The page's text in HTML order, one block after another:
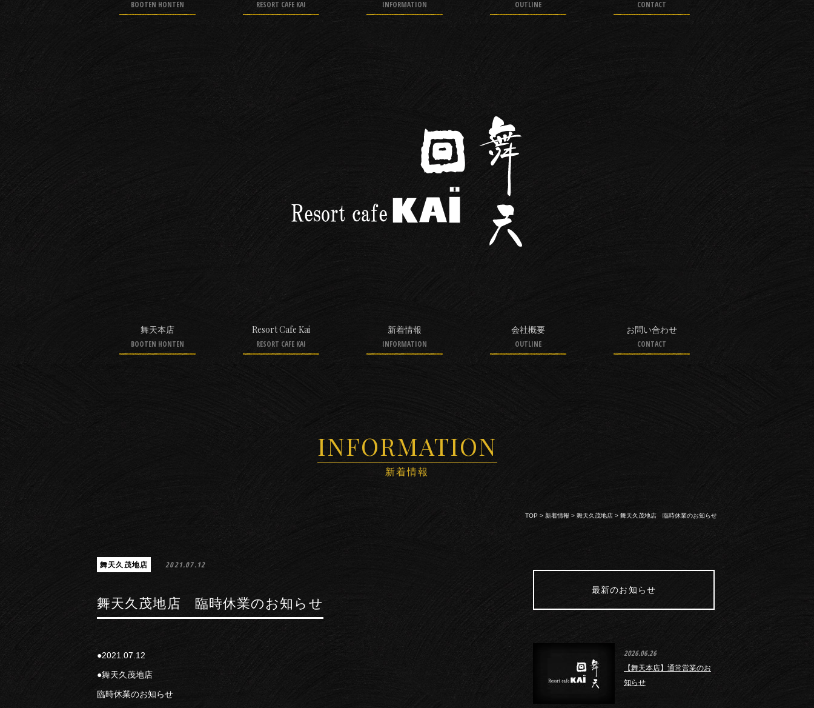
BOOTEN HONTEN RESORT CAFE KAI INFORMATION OUTLINE CONTACT
舞天本店
BOOTEN HONTEN
Resort Cafe Kai
RESORT CAFE KAI
新着情報
INFORMATION
会社概要
OUTLINE
お問い合わせ
CONTACT
INFORMATION
新着情報
TOP > 新着情報 > 舞天久茂地店 > 舞天久茂地店 臨時休業のお知らせ
舞天久茂地店 2021.07.12
舞天久茂地店 臨時休業のお知らせ
●2021.07.12
●舞天久茂地店
臨時休業のお知らせ
最新のお知らせ
2026.06.26
【舞天本店】通常営業のお
知らせ